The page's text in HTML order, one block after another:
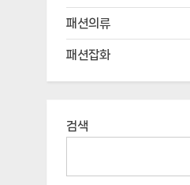
패션의류
패션잡화
검색